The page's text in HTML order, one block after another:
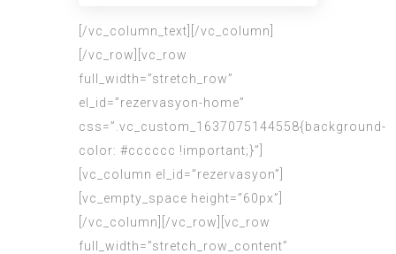
[/vc_column_text][/vc_column]
[/vc_row][vc_row
full_width=”stretch_row”
el_id=”rezervasyon-home”
css=”.vc_custom_1637075144558{background-
color: #cccccc !important;}”]
[vc_column el_id=”rezervasyon”]
[vc_empty_space height=”60px”]
[/vc_column][/vc_row][vc_row
full_width=”stretch_row_content”